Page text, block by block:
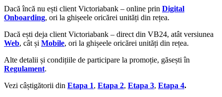
Dacă încă nu ești client Victoriabank – online prin Digital
Onboarding, ori la ghișeele oricărei unități din rețea.
Dacă ești deja client Victoriabank – direct din VB24, atât versiunea
Web, cât și Mobile, ori la ghișeele oricărei unități din rețea.
Alte detalii și condițiile de participare la promoție, găsești în
Regulament.
Vezi câștigătorii din Etapa 1, Etapa 2, Etapa 3, Etapa 4.